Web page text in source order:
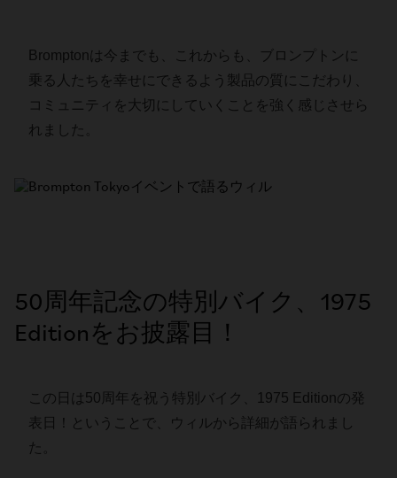
Bromptonは今までも、これからも、ブロンプトンに
乗る人たちを幸せにできるよう製品の質にこだわり、
コミュニティを大切にしていくことを強く感じさせら
れました。
50周年記念の特別バイク、1975
Editionをお披露目！
この日は50周年を祝う特別バイク、1975 Editionの発
表日！ということで、ウィルから詳細が語られまし
た。